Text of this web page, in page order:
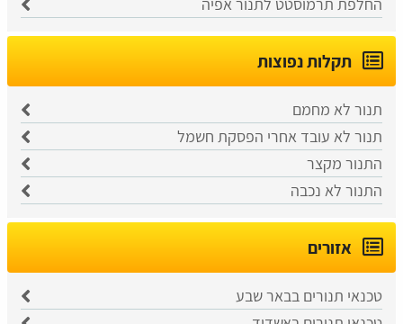
החלפת תרמוסטט לתנור אפיה
תקלות נפוצות
תנור לא מחמם
תנור לא עובד אחרי הפסקת חשמל
התנור מקצר
התנור לא נכבה
אזורים
טכנאי תנורים בבאר שבע